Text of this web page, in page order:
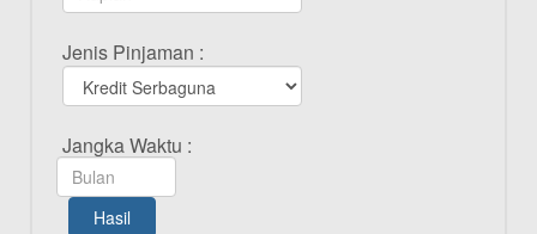
Bulan September 2025
20-09-2025
Daftar Pemenang Undian TAMASHA
Bulan Agustus 2025
Jenis Pinjaman :
Jangka Waktu :
Hasil